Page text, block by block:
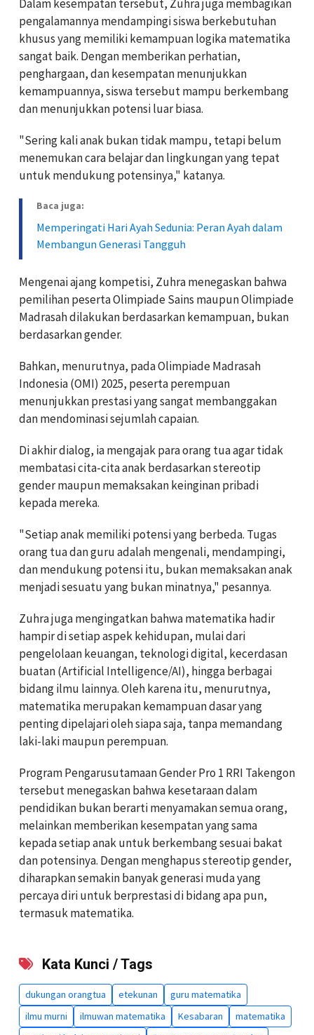
Dalam kesempatan tersebut, Zuhra juga membagikan
pengalamannya mendampingi siswa berkebutuhan
khusus yang memiliki kemampuan logika matematika
sangat baik. Dengan memberikan perhatian,
penghargaan, dan kesempatan menunjukkan
kemampuannya, siswa tersebut mampu berkembang
dan menunjukkan potensi luar biasa.
"Sering kali anak bukan tidak mampu, tetapi belum
menemukan cara belajar dan lingkungan yang tepat
untuk mendukung potensinya," katanya.
Baca juga:
Memperingati Hari Ayah Sedunia: Peran Ayah dalam
Membangun Generasi Tangguh
Mengenai ajang kompetisi, Zuhra menegaskan bahwa
pemilihan peserta Olimpiade Sains maupun Olimpiade
Madrasah dilakukan berdasarkan kemampuan, bukan
berdasarkan gender.
Bahkan, menurutnya, pada Olimpiade Madrasah
Indonesia (OMI) 2025, peserta perempuan
menunjukkan prestasi yang sangat membanggakan
dan mendominasi sejumlah capaian.
Di akhir dialog, ia mengajak para orang tua agar tidak
membatasi cita-cita anak berdasarkan stereotip
gender maupun memaksakan keinginan pribadi
kepada mereka.
"Setiap anak memiliki potensi yang berbeda. Tugas
orang tua dan guru adalah mengenali, mendampingi,
dan mendukung potensi itu, bukan memaksakan anak
menjadi sesuatu yang bukan minatnya," pesannya.
Zuhra juga mengingatkan bahwa matematika hadir
hampir di setiap aspek kehidupan, mulai dari
pengelolaan keuangan, teknologi digital, kecerdasan
buatan (Artificial Intelligence/AI), hingga berbagai
bidang ilmu lainnya. Oleh karena itu, menurutnya,
matematika merupakan kemampuan dasar yang
penting dipelajari oleh siapa saja, tanpa memandang
laki-laki maupun perempuan.
Program Pengarusutamaan Gender Pro 1 RRI Takengon
tersebut menegaskan bahwa kesetaraan dalam
pendidikan bukan berarti menyamakan semua orang,
melainkan memberikan kesempatan yang sama
kepada setiap anak untuk berkembang sesuai bakat
dan potensinya. Dengan menghapus stereotip gender,
diharapkan semakin banyak generasi muda yang
percaya diri untuk berprestasi di bidang apa pun,
termasuk matematika.
Kata Kunci / Tags
dukungan orangtua etekunan
guru matematika
ilmu murni
ilmuwan matematika Kesabaran
matematika